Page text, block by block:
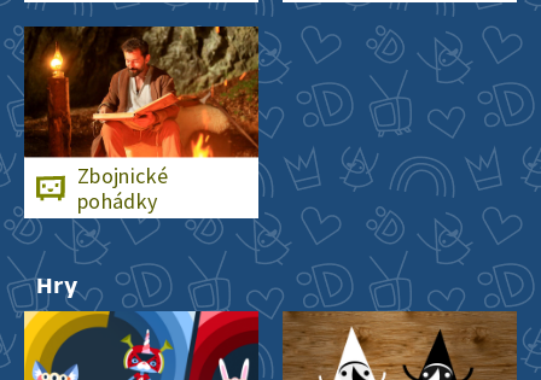
Zbojnické
pohádky
Hry